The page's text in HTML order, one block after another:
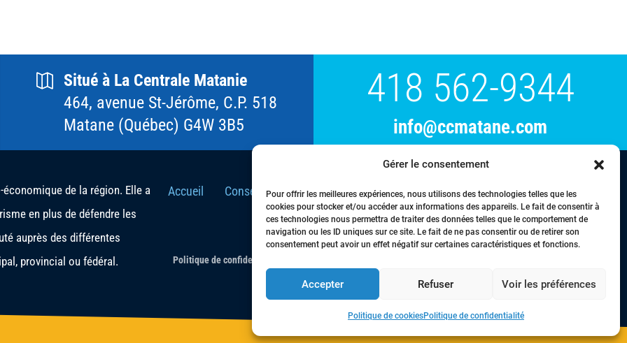
Gérer le consentement
Pour offrir les meilleures expériences, nous utilisons des technologies telles que les
cookies pour stocker et/ou accéder aux informations des appareils. Le fait de consentir à
ces technologies nous permettra de traiter des données telles que le comportement de
navigation ou les ID uniques sur ce site. Le fait de ne pas consentir ou de retirer son
consentement peut avoir un effet négatif sur certaines caractéristiques et fonctions.
Accepter Refuser Voir les préférences
Politique de cookiesPolitique de confidentialité
Situé à La Centrale Matanie
464, avenue St-Jérôme, C.P. 518
Matane (Québec) G4W 3B5
418 562-9344
info@ccmatane.com
de la région. Elle a
en plus de défendre les
auprès des différentes
provincial ou fédéral.
Accueil Conseil d’Administration Événements Membres Nous joindre
Politique de confidentialité